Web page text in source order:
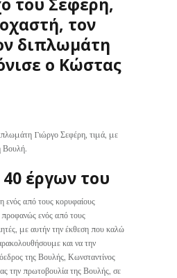
του Σεφέρη,
τον
διπλωμάτη
ο Κώστας
Γιώργο Σεφέρη, τιμά, με
Βουλή.
έργων του
από τους κορυφαίους
προφανώς ενός από τους
με αυτήν την έκθεση που καλώ
και να την
της Βουλής, Κωνσταντίνος
την πρωτοβουλία της Βουλής, σε